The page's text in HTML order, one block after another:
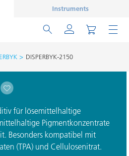
Instruments
DISPERBYK-2150
für lösemittelhaltige
Pigmentkonzentrate
Besonders kompatibel mit
(TPA) und Cellulosenitrat.